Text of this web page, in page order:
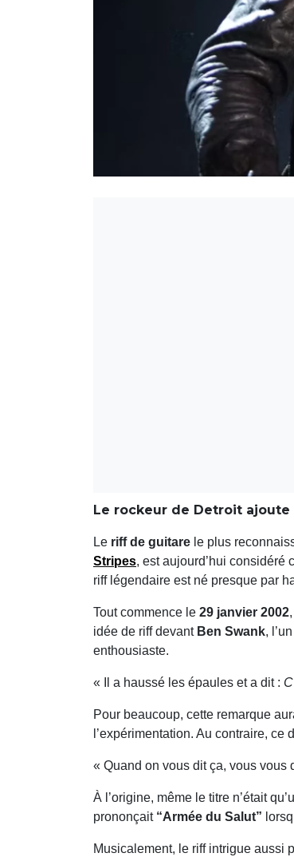
Le rockeur de Detroit ajoute
Le riff de guitare le plus
Stripes, est aujourd’hui considéré
riff légendaire est né presque par
Tout commence le 29 janvier 2002
idée de riff devant Ben Swank,
enthousiaste.
« Il a haussé les épaules et a dit :
Pour beaucoup, cette remarque
l’expérimentation. Au contraire,
« Quand on vous dit ça, vous vous
À l’origine, même le titre n’était
prononçait “Armée du Salut”
Musicalement, le riff intrigue aussi